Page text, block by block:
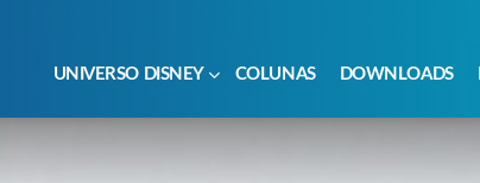
UNIVERSO DISNEY COLUNAS DOWNLOADS